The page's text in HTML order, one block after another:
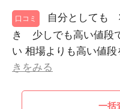
口コミ
自分としても
き 少しでも高い値段
い 相場よりも高い値
きをみる
一括